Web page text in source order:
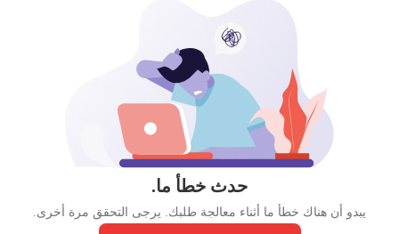
حدث خطأ ما.
يبدو أن هناك خطأ ما أثناء معالجة طلبك. يرجى التحقق مرة أخرى.